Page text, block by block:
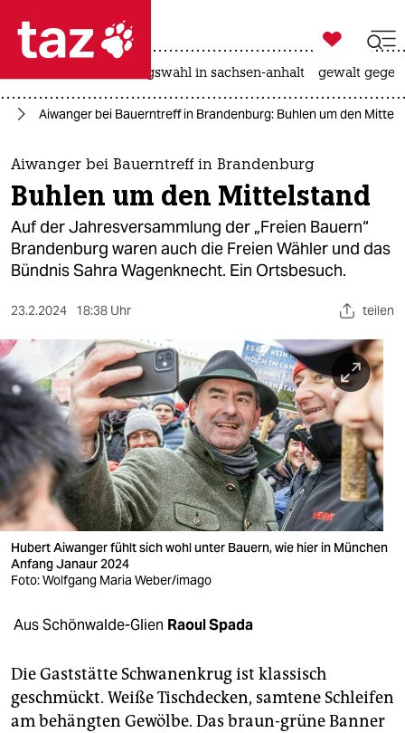
 taz zahl ich
taz zahl ich
themen
politik
öko
sport
berlin
nord
wahrheit
verlag
verlag
shop
fragen & hilfe
unterstützen

taz zahl ich
landtagswahl in sachsen-anhalt gewalt
Aiwanger bei Bauerntreff in Brandenburg: Buhlen um den
Aiwanger bei Bauerntreff in Brandenburg
Buhlen um den Mittelstand
Auf der Jahresversammlung der „Freien Bauern“
Brandenburg waren auch die Freien Wähler und das
Bündnis Sahra Wagenknecht. Ein Ortsbesuch.
23.2.2024 18:38 Uhr teilen
Hubert Aiwanger fühlt sich wohl unter Bauern, wie hier in München
Anfang Janaur 2024
Foto: Wolfgang Maria Weber/imago
Aus Schönwalde-Glien Raoul Spada
Die Gaststätte Schwanenkrug ist klassisch
geschmückt. Weiße Tischdecken, samtene Schleifen
am behängten Gewölbe. Das braun-grüne Banner